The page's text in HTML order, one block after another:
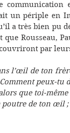
un périple en
a très bien pu
Rousseau,
par
l’œil de ton
peux-
que toi-
poutre de ton